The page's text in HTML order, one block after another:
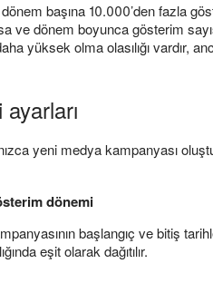
başına 10.000’den fazla
ve dönem boyunca gösterim
yüksek olma olasılığı vardır,
yeni medya kampanyası
dönemi
başlangıç ve bitiş
eşit olarak dağıtılır.